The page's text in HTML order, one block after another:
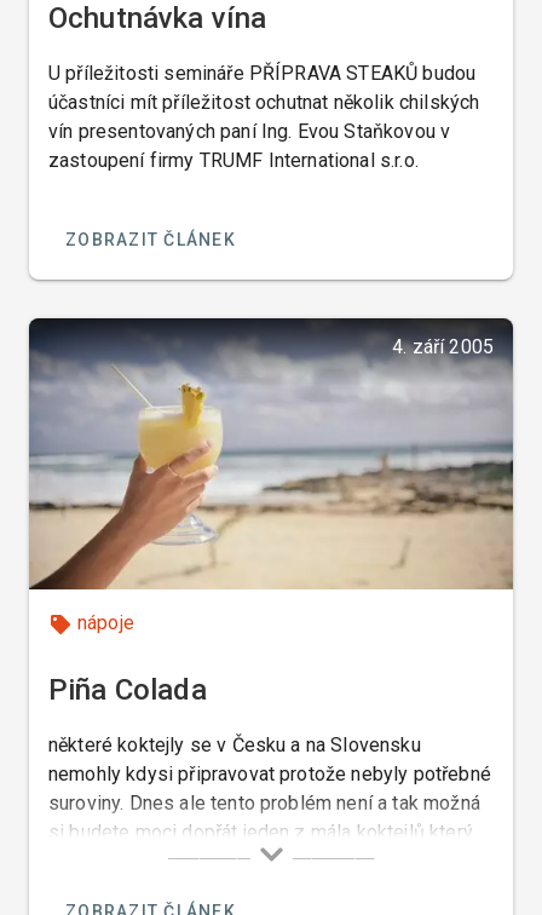
Ochutnávka vína
U příležitosti semináře PŘÍPRAVA STEAKŮ budou
účastníci mít příležitost ochutnat několik chilských
vín presentovaných paní Ing. Evou Staňkovou v
zastoupení firmy TRUMF International s.r.o.
ZOBRAZIT ČLÁNEK
4. září 2005
nápoje
Piña Colada
některé koktejly se v Česku a na Slovensku
nemohly kdysi připravovat protože nebyly potřebné
suroviny. Dnes ale tento problém není a tak možná
si budete moci dopřát jeden z mála koktejlů který
chutná i mně a to je Piña Colada.
ZOBRAZIT ČLÁNEK